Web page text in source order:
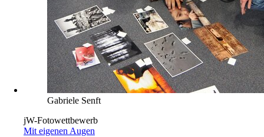
Gabriele Senft
jW-Fotowettbewerb
Mit eigenen Augen